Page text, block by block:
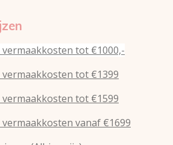
tot €1000,-
tot €1399
tot €1599
vanaf €1699